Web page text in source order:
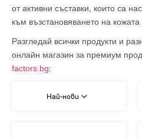
от активни съставки, които са
към възстановяването на
Разгледай всички продукти и
онлайн магазин за премиум
factors.bg:
Най-нови